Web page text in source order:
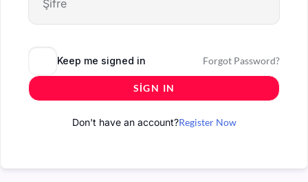
Keep me signed in Forgot Password?
SIGN IN
Don't have an account?Register Now